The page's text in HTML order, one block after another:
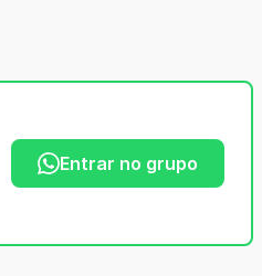
Entrar no grupo